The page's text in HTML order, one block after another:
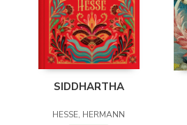
SIDDHARTHA
HESSE, HERMANN